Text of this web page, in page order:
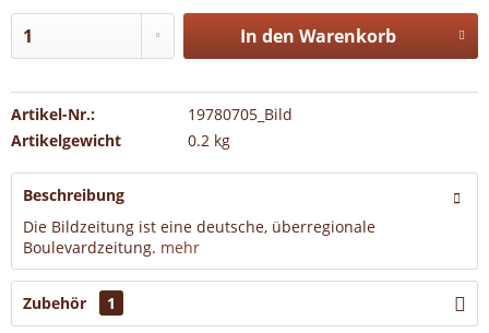
In den Warenkorb
Artikel-Nr.:
19780705_Bild
Artikelgewicht
0.2 kg
Beschreibung
Die Bildzeitung ist eine deutsche, überregionale
Boulevardzeitung. mehr
Zubehör 1